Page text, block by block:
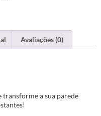
Avaliações (0)
transforme a sua parede